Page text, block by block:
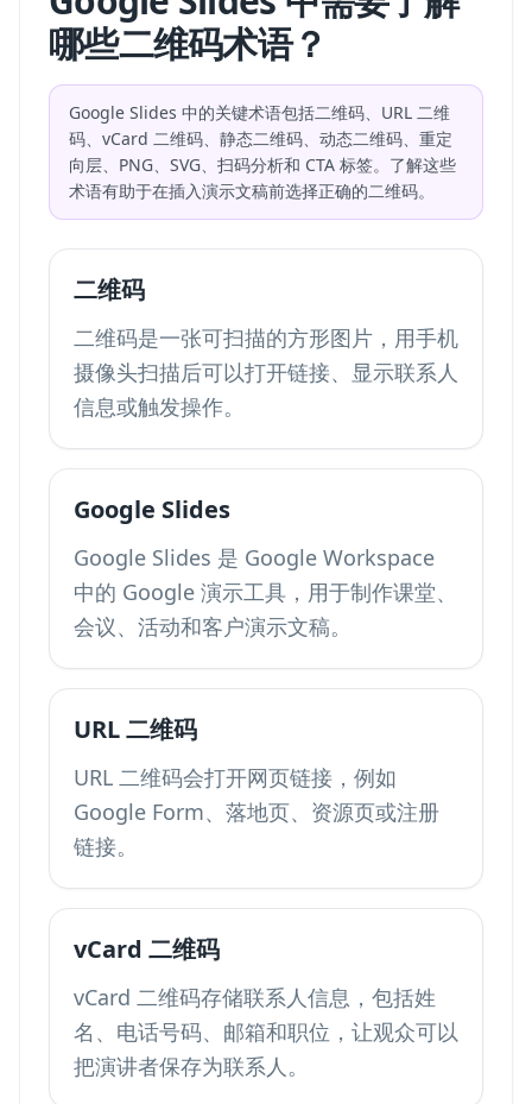
哪些二维码术语？
Google Slides 中的关键术语包括二维码、URL 二维
码、vCard 二维码、静态二维码、动态二维码、重定
向层、PNG、SVG、扫码分析和 CTA 标签。了解这些
术语有助于在插入演示文稿前选择正确的二维码。
二维码
二维码是一张可扫描的方形图片，用手机
摄像头扫描后可以打开链接、显示联系人
信息或触发操作。
Google Slides
Google Slides 是 Google Workspace
中的 Google 演示工具，用于制作课堂、
会议、活动和客户演示文稿。
URL 二维码
URL 二维码会打开网页链接，例如
Google Form、落地页、资源页或注册
链接。
vCard 二维码
vCard 二维码存储联系人信息，包括姓
名、电话号码、邮箱和职位，让观众可以
把演讲者保存为联系人。